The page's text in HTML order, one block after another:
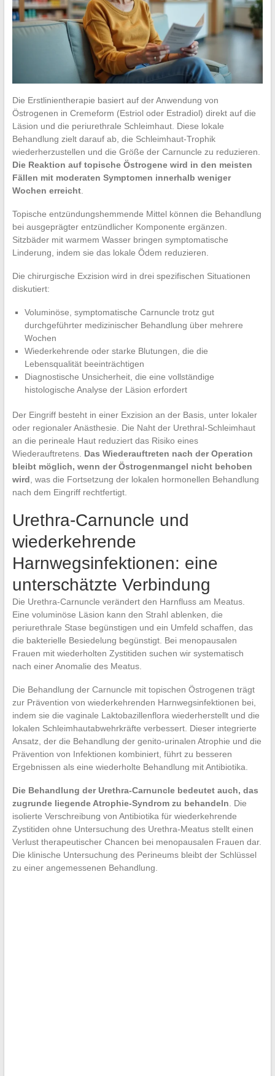
Die Erstlinientherapie basiert auf der Anwendung von
Östrogenen in Cremeform (Estriol oder Estradiol) direkt auf die
Läsion und die periurethrale Schleimhaut. Diese lokale
Behandlung zielt darauf ab, die Schleimhaut-Trophik
wiederherzustellen und die Größe der Carnuncle zu reduzieren.
Die Reaktion auf topische Östrogene wird in den meisten
Fällen mit moderaten Symptomen innerhalb weniger
Wochen erreicht.
Topische entzündungshemmende Mittel können die Behandlung
bei ausgeprägter entzündlicher Komponente ergänzen.
Sitzbäder mit warmem Wasser bringen symptomatische
Linderung, indem sie das lokale Ödem reduzieren.
Die chirurgische Exzision wird in drei spezifischen Situationen
diskutiert:
Voluminöse, symptomatische Carnuncle trotz gut
durchgeführter medizinischer Behandlung über mehrere
Wochen
Wiederkehrende oder starke Blutungen, die die
Lebensqualität beeinträchtigen
Diagnostische Unsicherheit, die eine vollständige
histologische Analyse der Läsion erfordert
Der Eingriff besteht in einer Exzision an der Basis, unter lokaler
oder regionaler Anästhesie. Die Naht der Urethral-Schleimhaut
an die perineale Haut reduziert das Risiko eines
Wiederauftretens. Das Wiederauftreten nach der Operation
bleibt möglich, wenn der Östrogenmangel nicht behoben
wird , was die Fortsetzung der lokalen hormonellen Behandlung
nach dem Eingriff rechtfertigt.
Urethra-Carnuncle und
wiederkehrende
Harnwegsinfektionen: eine
unterschätzte Verbindung
Die Urethra-Carnuncle verändert den Harnfluss am Meatus.
Eine voluminöse Läsion kann den Strahl ablenken, die
periurethrale Stase begünstigen und ein Umfeld schaffen, das
die bakterielle Besiedelung begünstigt. Bei menopausalen
Frauen mit wiederholten Zystitiden suchen wir systematisch
nach einer Anomalie des Meatus.
Die Behandlung der Carnuncle mit topischen Östrogenen trägt
zur Prävention von wiederkehrenden Harnwegsinfektionen bei,
indem sie die vaginale Laktobazillenflora wiederherstellt und die
lokalen Schleimhautabwehrkräfte verbessert. Dieser integrierte
Ansatz, der die Behandlung der genito-urinalen Atrophie und die
Prävention von Infektionen kombiniert, führt zu besseren
Ergebnissen als eine wiederholte Behandlung mit Antibiotika.
Die Behandlung der Urethra-Carnuncle bedeutet auch, das
zugrunde liegende Atrophie-Syndrom zu behandeln . Die
isolierte Verschreibung von Antibiotika für wiederkehrende
Zystitiden ohne Untersuchung des Urethra-Meatus stellt einen
Verlust therapeutischer Chancen bei menopausalen Frauen dar.
Die klinische Untersuchung des Perineums bleibt der Schlüssel
zu einer angemessenen Behandlung.